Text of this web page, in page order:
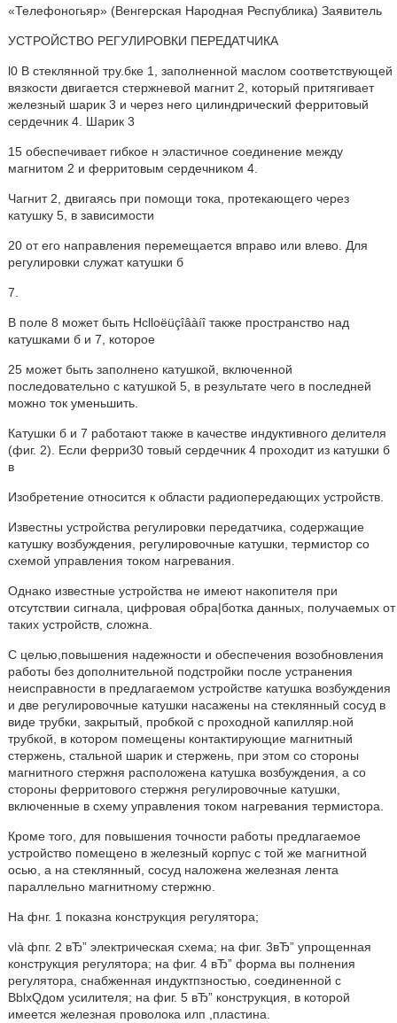
«Телефоногьяр» (Венгерская Народная Республика) Заявитель
УСТРОЙСТВО РЕГУЛИPOBКИ ПEPЕДАТЧИКА
l0 В стеклянной тру.бке 1, заполненной маслом соответствующей
вязкости двигается стержневой магнит 2, который притягивает
железный шарик 3 и через него цилиндрический ферритовый
сердечник 4. Шарик 3
15 обеспечивает гибкое н эластичное соединение между
магнитом 2 и ферритовым сердечником 4.
Чагнит 2, двигаясь при помощи тока, протекающего через
катушку 5, в зависимости
20 от его направления перемещается вправо или влево. Для
регулировки служат катушки б
7.
В поле 8 может быть Hclloëüçîâàíî также пространство над
катушками б и 7, которое
25 может быть заполнено катушкой, включенной
последовательно с катушкой 5, в результате чего в последней
можно ток уменьшить.
Катушки б и 7 работают также в качестве индуктивного делителя
(фиг. 2). Если ферри30 товый сердечник 4 проходит из катушки б
в
Изобретение относится к области радиопередающих устройств.
Известны устройства регулировки передатчика, содержащие
катушку возбуждения, регулировочные катушки, термистор со
схемой управления током нагревания.
Однако известные устройства не имеют накопителя при
отсутствии сигнала, цифровая обра|ботка данных, получаемых от
таких устройств, сложна.
С целью,повышения надежности и обеспечения возобновления
работы без дополнительной подстройки после устранения
неисправности в предлагаемом устройстве катушка возбуждения
и две регулировочные катушки насажены на стеклянный сосуд в
виде трубки, закрытый, пробкой с проходной капилляр.ной
трубкой, в котором помещены контактирующие магнитный
стержень, стальной шарик и стержень, при этом со стороны
магнитного стержня расположена катушка возбуждения, а со
стороны ферритового стержня регулировочные катушки,
включенные в схему управления током нагревания термистора.
Кроме того, для повышения точности работы предлагаемое
устройство помещено в железный корпус с той же магнитной
осью, а на стеклянный, сосуд наложена железная лента
параллельно магнитному стержню.
На фнг. 1 показна конструкция регулятора;
vlà фпг. 2 вЂ” электрическая схема; на фиг. 3вЂ” упрощенная
конструкция регулятора; на фиг. 4 вЂ” форма вы полнения
регулятора, снабженная индуктпзностью, соединенной с
BblxQдом усилителя; на фиг. 5 вЂ” конструкция, в которой
имеется железная проволока илп ,пластина.